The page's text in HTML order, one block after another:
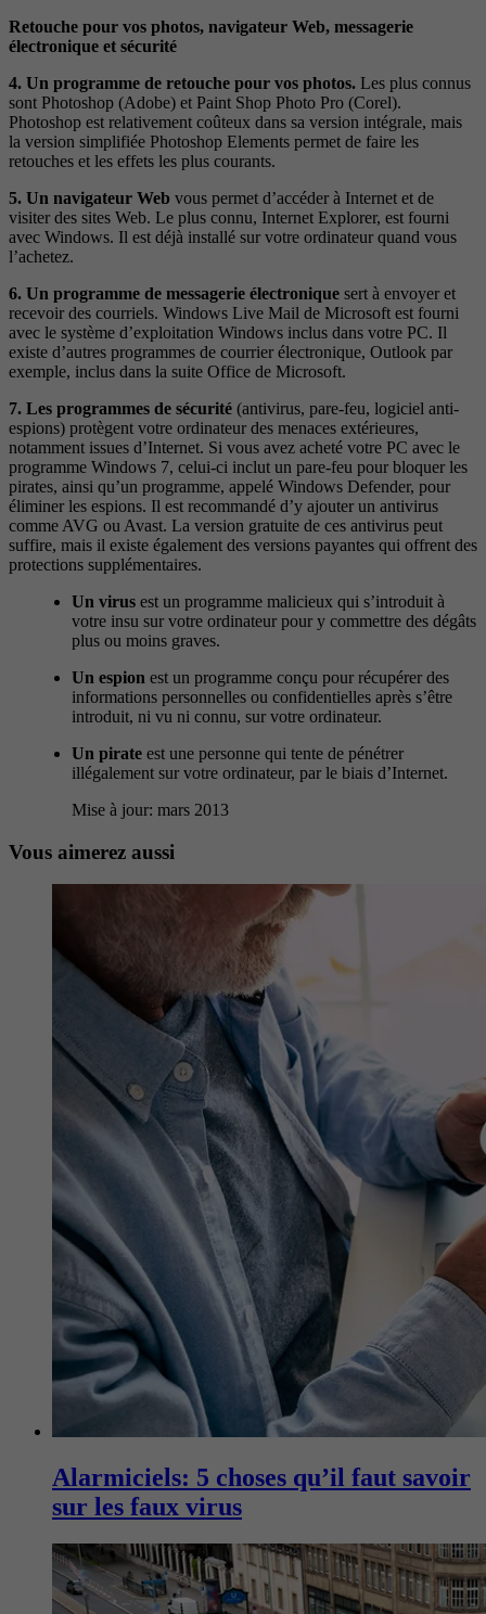
Retouche pour vos photos, navigateur Web, messagerie
électronique et sécurité
4. Un programme de retouche pour vos photos. Les plus connus
sont Photoshop (Adobe) et Paint Shop Photo Pro (Corel).
Photoshop est relativement coûteux dans sa version intégrale, mais
la version simplifiée Photoshop Elements permet de faire les
retouches et les effets les plus courants.
5. Un navigateur Web vous permet d’accéder à Internet et de
visiter des sites Web. Le plus connu, Internet Explorer, est fourni
avec Windows. Il est déjà installé sur votre ordinateur quand vous
l’achetez.
6. Un programme de messagerie électronique sert à envoyer et
recevoir des courriels. Windows Live Mail de Microsoft est fourni
avec le système d’exploitation Windows inclus dans votre PC. Il
existe d’autres programmes de courrier électronique, Outlook par
exemple, inclus dans la suite Office de Microsoft.
7. Les programmes de sécurité (antivirus, pare-feu, logiciel anti-
espions) protègent votre ordinateur des menaces extérieures,
notamment issues d’Internet. Si vous avez acheté votre PC avec le
programme Windows 7, celui-ci inclut un pare-feu pour bloquer les
pirates, ainsi qu’un programme, appelé Windows Defender, pour
éliminer les espions. Il est recommandé d’y ajouter un antivirus
comme AVG ou Avast. La version gratuite de ces antivirus peut
suffire, mais il existe également des versions payantes qui offrent des
protections supplémentaires.
Un virusest un programme malicieux qui s’introduit à
votre insu sur votre ordinateur pour y commettre des dégâts
plus ou moins graves.
Un espion est un programme conçu pour récupérer des
informations personnelles ou confidentielles après s’être
introduit, ni vu ni connu, sur votre ordinateur.
Un pirateest une personne qui tente de pénétrer
illégalement sur votre ordinateur, par le biais d’Internet.
Mise à jour: mars 2013
Vous aimerez aussi
Alarmiciels: 5 choses qu’il faut savoir
sur les faux virus